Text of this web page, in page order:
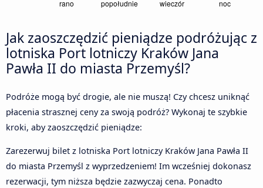
Jak zaoszczędzić pieniądze podróżując z
lotniska Port lotniczy Kraków Jana
Pawła II do miasta Przemyśl?
Podróże mogą być drogie, ale nie muszą! Czy chcesz uniknąć
płacenia strasznej ceny za swoją podróż? Wykonaj te szybkie
kroki, aby zaoszczędzić pieniądze:
Zarezerwuj bilet z lotniska Port lotniczy Kraków Jana Pawła II
do miasta Przemyśl z wyprzedzeniem! Im wcześniej dokonasz
rezerwacji, tym niższa będzie zazwyczaj cena. Ponadto